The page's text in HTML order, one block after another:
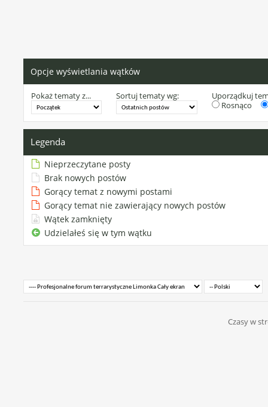
Opcje wyświetlania wątków
Pokaż tematy z... Sortuj tematy wg:
Uporządkuj
Rosnąco
Legenda
Nieprzeczytane posty
Brak nowych postów
Gorący temat z nowymi postami
Gorący temat nie zawierający nowych postów
Wątek zamknięty
Udzielałeś się w tym wątku
Czasy w